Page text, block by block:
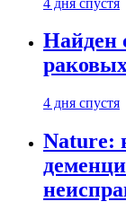
Найден
4 дня спустя
Nature: